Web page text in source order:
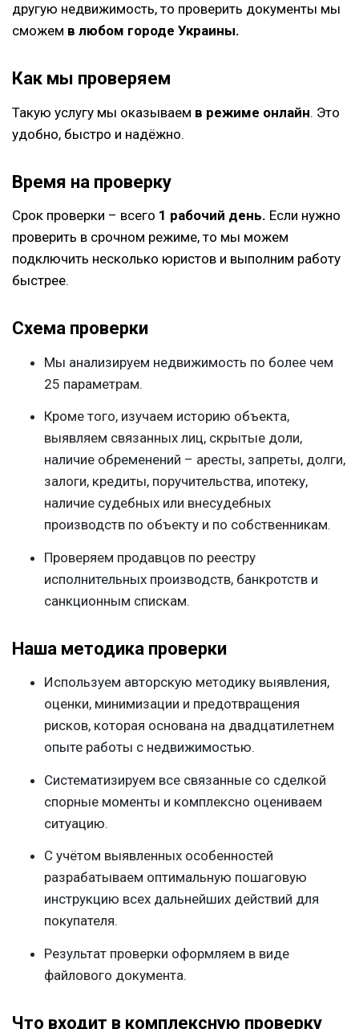
другую недвижимость, то проверить документы мы
сможем в любом городе Украины.
Как мы проверяем
Такую услугу мы оказываем в режиме онлайн. Это
удобно, быстро и надёжно.
Время на проверку
Срок проверки – всего 1 рабочий день. Если нужно
проверить в срочном режиме, то мы можем
подключить несколько юристов и выполним работу
быстрее.
Схема проверки
Мы анализируем недвижимость по более чем
25 параметрам.
Кроме того, изучаем историю объекта,
выявляем связанных лиц, скрытые доли,
наличие обременений – аресты, запреты, долги,
залоги, кредиты, поручительства, ипотеку,
наличие судебных или внесудебных
производств по объекту и по собственникам.
Проверяем продавцов по реестру
исполнительных производств, банкротств и
санкционным спискам.
Наша методика проверки
Используем авторскую методику выявления,
оценки, минимизации и предотвращения
рисков, которая основана на двадцатилетнем
опыте работы с недвижимостью.
Систематизируем все связанные со сделкой
спорные моменты и комплексно оцениваем
ситуацию.
С учётом выявленных особенностей
разрабатываем оптимальную пошаговую
инструкцию всех дальнейших действий для
покупателя.
Результат проверки оформляем в виде
файлового документа.
Что входит в комплексную проверку